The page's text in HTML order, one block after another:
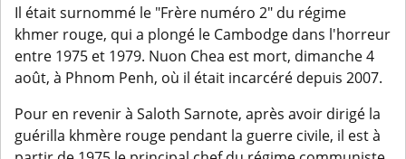
Il était surnommé le "Frère numéro 2" du régime
khmer rouge, qui a plongé le Cambodge dans l'horreur
entre 1975 et 1979. Nuon Chea est mort, dimanche 4
août, à Phnom Penh, où il était incarcéré depuis 2007.
Pour en revenir à Saloth Sarnote, après avoir dirigé la
guérilla khmère rouge pendant la guerre civile, il est à